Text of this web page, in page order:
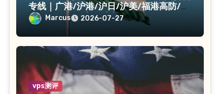
专线｜广港/沪港/沪日/沪美/福港高防/上
海CN2｜入口出口独享IP
Marcus 2026-07-27
vps测评